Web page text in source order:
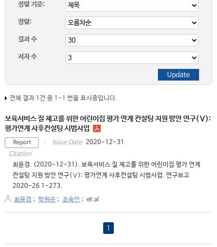
정렬 기준:
정렬:
결과 수
저자 수
전체 결과 1건 중 1-1 번을 표시중입니다.
보육서비스 질 제고를 위한 어린이집 평가 연계 컨설팅 지원 방안 연구(Ⅴ):
평가연계 사후컨설팅 시범사업
Report Issue Date 2020-12-31
Citation
최윤경. (2020-12-31). 보육서비스 질 제고를 위한 어린이집 평가 연계
컨설팅 지원 방안 연구(Ⅴ): 평가연계 사후컨설팅 시범사업. 연구보고
2020-26 1-273.
최윤경 ; 박원순 ; 조숙인 ; et al
1